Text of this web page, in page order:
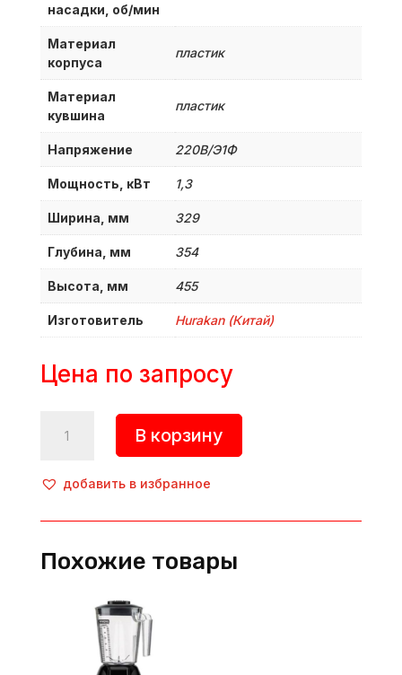
насадки, об/мин
Материал
корпуса
пластик
Материал
кувшина
пластик
Напряжение 220В/Э1Ф
Мощность, кВт 1,3
Ширина, мм 329
Глубина, мм 354
Высота, мм 455
Изготовитель Hurakan (Китай)
Цена по запросу
товара
HKN-
красный,
(Китай)
В корзину
добавить в избранное
Похожие товары